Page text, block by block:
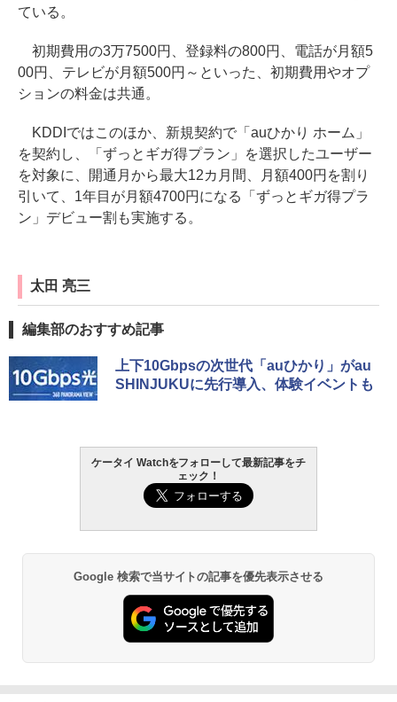
ている。
初期費用の3万7500円、登録料の800円、電話が月額5
00円、テレビが月額500円～といった、初期費用やオプ
ションの料金は共通。
KDDIではこのほか、新規契約で「auひかり ホーム」
を契約し、「ずっとギガ得プラン」を選択したユーザー
を対象に、開通月から最大12カ月間、月額400円を割り
引いて、1年目が月額4700円になる「ずっとギガ得プラ
ン」デビュー割も実施する。
太田 亮三
編集部のおすすめ記事
上下10Gbpsの次世代「auひかり」がau
SHINJUKUに先行導入、体験イベントも
ケータイ Watchをフォローして最新記事をチ
ェック！
Google 検索で当サイトの記事を優先表示させる